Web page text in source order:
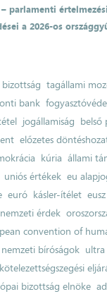
parlamenti
a 2026-os
tagállami
bank
jogállamiság belső
előzetes
kúria állami
uniós értékek eu
euró kásler-ítélet
nemzeti érdek
convention of
nemzeti bíróságok ultra
kötelezettségszegési
bizottság elnöke